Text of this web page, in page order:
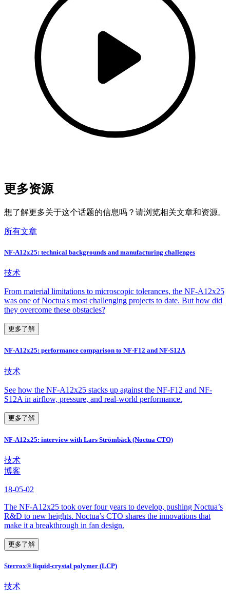
更多资源
想了解更多关于这个话题的信息吗？请浏览相关文章和资源。
所有文章
NF-A12x25: technical backgrounds and manufacturing challenges
技术
From material limitations to microscopic tolerances, the NF-A12x25
was one of Noctua's most challenging projects to date. But how did
they overcome these obstacles?
更多了解
NF-A12x25: performance comparison to NF-F12 and NF-S12A
技术
See how the NF-A12x25 stacks up against the NF-F12 and NF-
S12A in airflow, pressure, and real-world performance.
更多了解
NF-A12x25: interview with Lars Strömbäck (Noctua CTO)
技术
博客
18-05-02
The NF-A12x25 took over four years to develop, pushing Noctua’s
R&D to new heights. Noctua’s CTO shares the innovations that
make it a breakthrough in fan design.
更多了解
Sterrox® liquid-crystal polymer (LCP)
技术